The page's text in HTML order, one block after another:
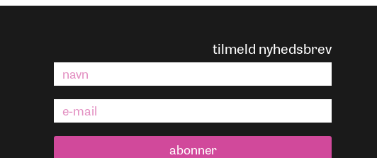
tilmeld nyhedsbrev
abonner